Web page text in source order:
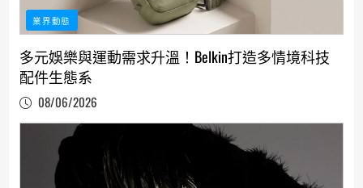
業界動態
多元娛樂與運動需求升溫！Belkin打造多情境科技
配件生態系
08/06/2026